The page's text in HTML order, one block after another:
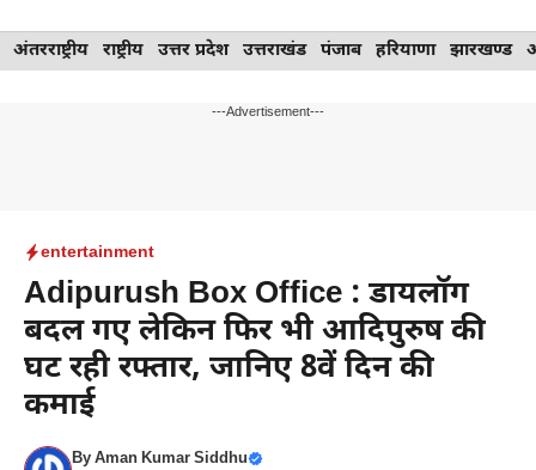
Skip
to
अंतरराष्ट्रीय राष्ट्रीय उत्तर प्रदेश उत्तराखंड पंजाब हरियाणा झारखण्ड
---Advertisement---
entertainment
Adipurush Box Office : डायलॉग
बदल गए लेकिन फिर भी आदिपुरुष की
घट रही रफ्तार, जानिए 8वें दिन की
कमाई
ByAman Kumar Siddhu